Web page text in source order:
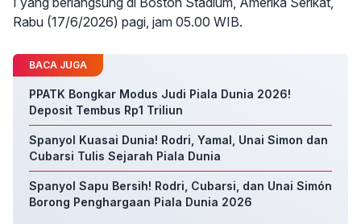
Rabu (17/6/2026) pagi, jam 05.00 WIB.
BACA JUGA
PPATK Bongkar Modus Judi Piala Dunia 2026!
Deposit Tembus Rp1 Triliun
Spanyol Kuasai Dunia! Rodri, Yamal, Unai Simon dan
Cubarsi Tulis Sejarah Piala Dunia
Spanyol Sapu Bersih! Rodri, Cubarsi, dan Unai Simón
Borong Penghargaan Piala Dunia 2026